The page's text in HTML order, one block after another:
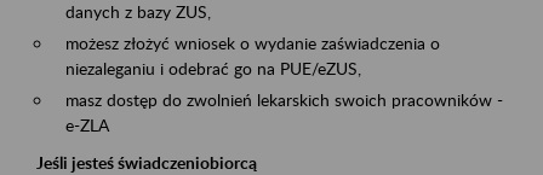
danych z bazy ZUS,
możesz złożyć wniosek o wydanie zaświadczenia o
niezaleganiu i odebrać go na PUE/eZUS,
masz dostęp do zwolnień lekarskich swoich pracowników -
e-ZLA
Jeśli jesteś świadczeniobiorcą